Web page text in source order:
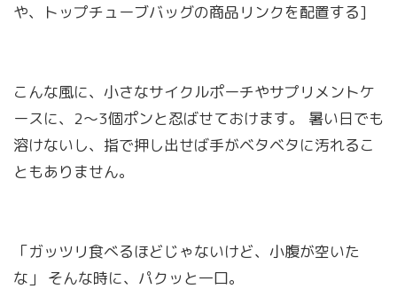
や、トップチューブバッグの商品リンクを配置する]
こんな風に、小さなサイクルポーチやサプリメントケ
ースに、2〜3個ポンと忍ばせておけます。 暑い日でも
溶けないし、指で押し出せば手がベタベタに汚れるこ
ともありません。
「ガッツリ食べるほどじゃないけど、小腹が空いた
な」 そんな時に、パクッと一口。